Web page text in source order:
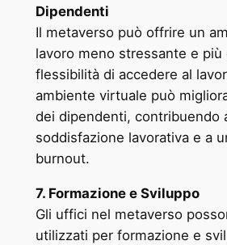
Dipendenti
Il metaverso può offrire un
lavoro meno stressante e più
flessibilità di accedere al
ambiente virtuale può
dei dipendenti, contribuendo
soddisfazione lavorativa e a
burnout.
7. Formazione e Sviluppo
Gli uffici nel metaverso
utilizzati per formazione e